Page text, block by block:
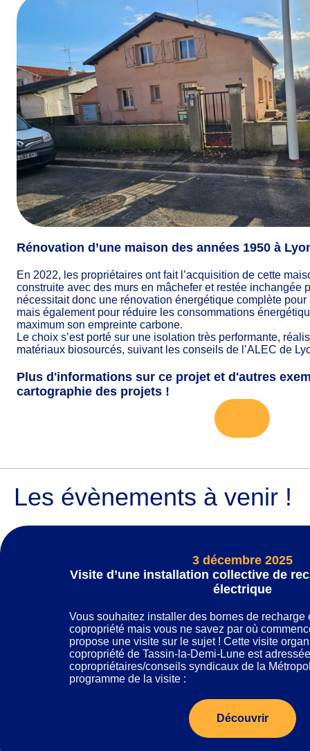
Rénovation d’une maison des années 1950 à
En 2022, les propriétaires ont fait l’acquisition de cette
construite avec des murs en mâchefer et restée inchangée
nécessitait donc une rénovation énergétique complète
mais également pour réduire les consommations
maximum son empreinte carbone.
Le choix s’est porté sur une isolation très performante,
matériaux biosourcés, suivant les conseils de l’ALEC de
Plus d'informations sur ce projet et d'autres
cartographie des projets !
Les évènements à venir !
3 décembre 2025
Visite d’une installation collective de
électrique
Vous souhaitez installer des bornes de recharge
copropriété mais vous ne savez par où
propose une visite sur le sujet ! Cette visite
copropriété de Tassin-la-Demi-Lune est
copropriétaires/conseils syndicaux de la
programme de la visite :
Découvrir